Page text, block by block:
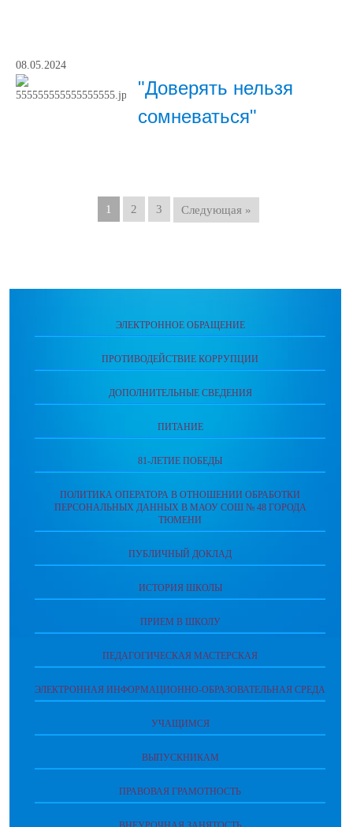
08.05.2024
"Доверять нельзя
сомневаться"
1 2 3 Следующая »
ЭЛЕКТРОННОЕ ОБРАЩЕНИЕ
ПРОТИВОДЕЙСТВИЕ КОРРУПЦИИ
ДОПОЛНИТЕЛЬНЫЕ СВЕДЕНИЯ
ПИТАНИЕ
81-ЛЕТИЕ ПОБЕДЫ
ПОЛИТИКА ОПЕРАТОРА В ОТНОШЕНИИ ОБРАБОТКИ
ПЕРСОНАЛЬНЫХ ДАННЫХ В МАОУ СОШ № 48 ГОРОДА
ТЮМЕНИ
ПУБЛИЧНЫЙ ДОКЛАД
ИСТОРИЯ ШКОЛЫ
ПРИЕМ В ШКОЛУ
ПЕДАГОГИЧЕСКАЯ МАСТЕРСКАЯ
ЭЛЕКТРОННАЯ ИНФОРМАЦИОННО-ОБРАЗОВАТЕЛЬНАЯ СРЕДА
УЧАЩИМСЯ
ВЫПУСКНИКАМ
ПРАВОВАЯ ГРАМОТНОСТЬ